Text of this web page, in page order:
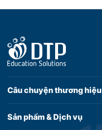
Câu chuyệnthương hiệu
Sản phẩm &Dịch vụ